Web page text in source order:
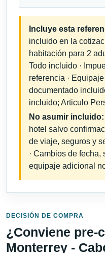
Incluye esta
incluido en la
habitación para 2
Todo incluido ·
referencia ·
documentado
incluido; Articulo
No asumir incluido:
hotel salvo
de viaje, seguros y
· Cambios de
equipaje adicional
DECISIÓN DE COMPRA
¿Conviene pre-
Monterrey -